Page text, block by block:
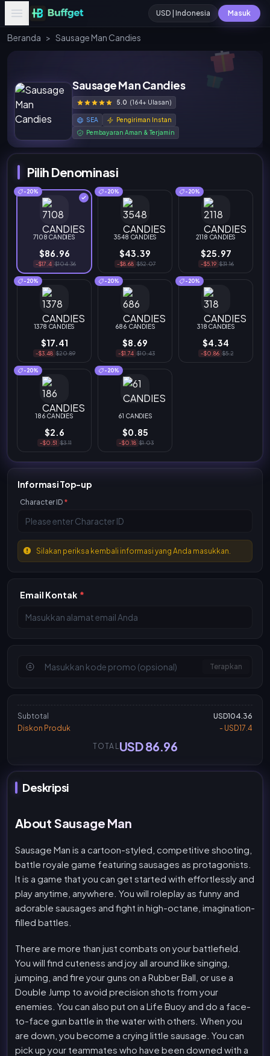
USD | Indonesia Masuk
Beranda > Sausage Man Candies
Sausage Man Candies
5.0 (164+ Ulasan)
SEA
Pengiriman Instan
Pembayaran Aman & Terjamin
Pilih Denominasi
-20%
7108 CANDIES
$86.96
-$17.4 $104.36
-20%
3548 CANDIES
$43.39
-$8.68 $52.07
-20%
2118 CANDIES
$25.97
-$5.19 $31.16
-20%
1378 CANDIES
$17.41
-$3.48 $20.89
-20%
686 CANDIES
$8.69
-$1.74 $10.43
-20%
318 CANDIES
$4.34
-$0.86 $5.2
-20%
186 CANDIES
$2.6
-$0.51 $3.11
-20%
61 CANDIES
$0.85
-$0.18 $1.03
Informasi Top-up
Character ID *
Silakan periksa kembali informasi yang Anda masukkan.
Email Kontak *
Terapkan
Subtotal
USD104.36
Diskon Produk
- USD17.4
TOTALUSD 86.96
Deskripsi
About Sausage Man
Sausage Man is a cartoon-styled, competitive shooting,
battle royale game featuring sausages as protagonists.
It is a game that you can get started with effortlessly and
play anytime, anywhere. You will roleplay as funny and
adorable sausages and fight in high-octane, imagination-
filled battles.
There are more than just combats on your battlefield.
You will find cuteness and joy all around like singing,
jumping, and fire your guns on a Rubber Ball, or use a
Double Jump to avoid precision shots from your
enemies. You can also put on a Life Buoy and do a face-
to-face gun battle in the water with others. When you
are down, you become a crying little sausage. You can
pick up your teammates who have been downed with a